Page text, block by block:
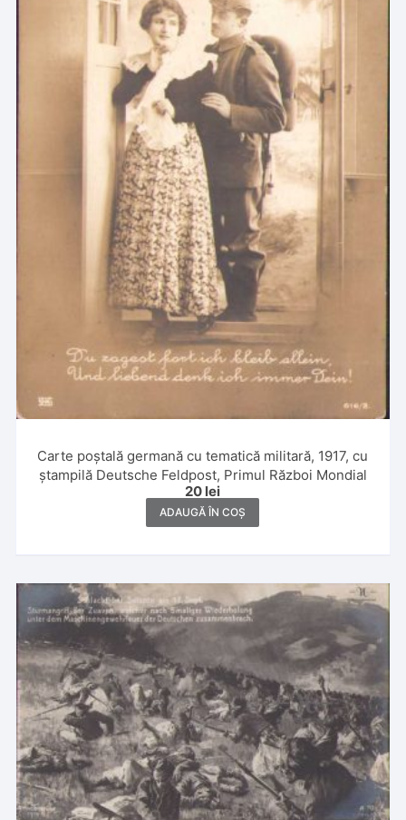
Carte poștală germană cu tematică militară, 1917, cu
ștampilă Deutsche Feldpost, Primul Război Mondial
20 lei
ADAUGĂ ÎN COȘ